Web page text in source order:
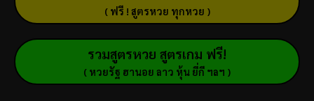
( ฟรี ! สูตรหวย ทุกหวย )
รวมสูตรหวย สูตรเกม ฟรี!
( หวยรัฐ ฮานอย ลาว หุ้น ยี่กี ฯลฯ )